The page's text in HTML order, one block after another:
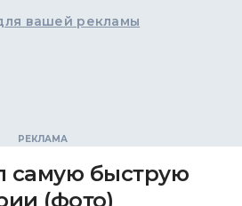
вашей рекламы
самую быструю
(фото)